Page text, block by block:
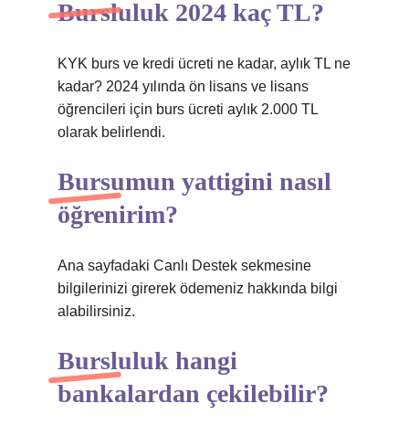
Bursluluk 2024 kaç TL?
KYK burs ve kredi ücreti ne kadar, aylık TL ne
kadar? 2024 yılında ön lisans ve lisans
öğrencileri için burs ücreti aylık 2.000 TL
olarak belirlendi.
Bursumun yattigini nasıl
öğrenirim?
Ana sayfadaki Canlı Destek sekmesine
bilgilerinizi girerek ödemeniz hakkında bilgi
alabilirsiniz.
Bursluluk hangi
bankalardan çekilebilir?